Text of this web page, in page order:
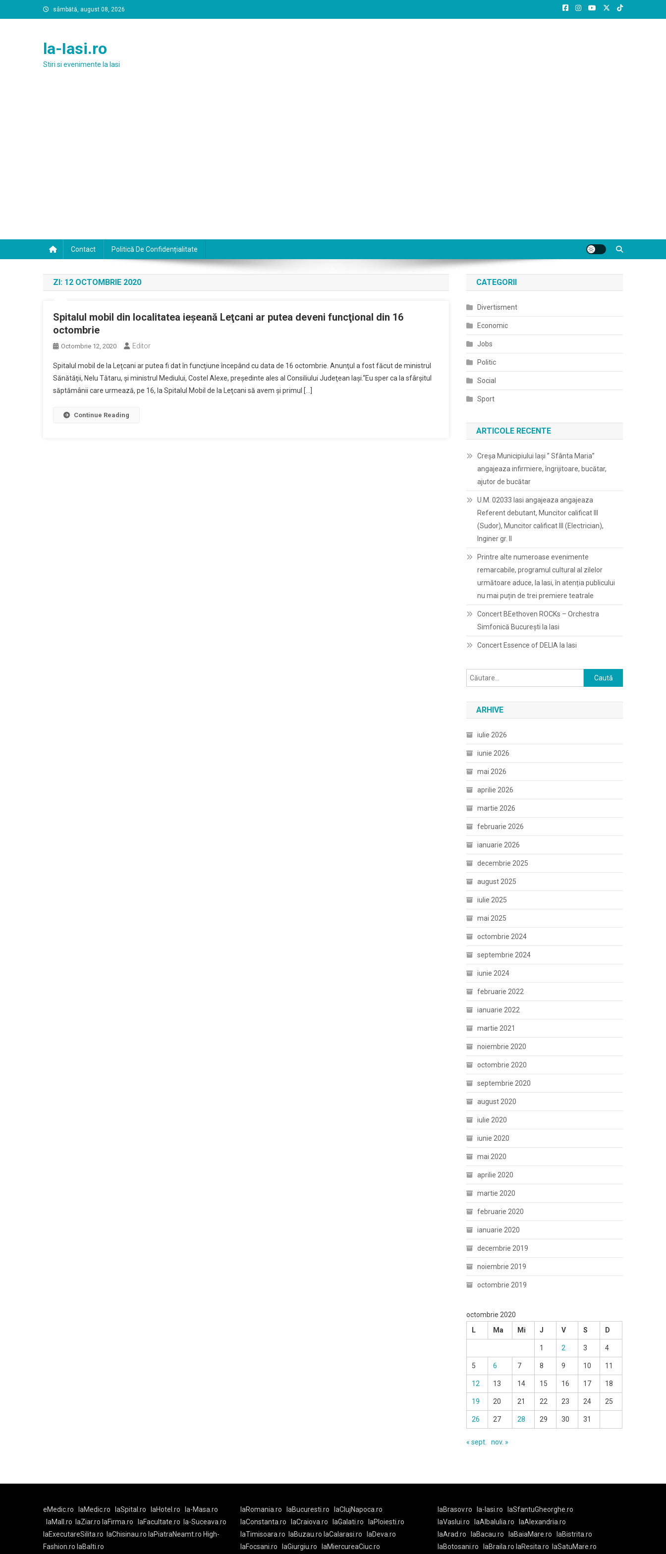
to
sâmbătă, august 08, 2026
la-Iasi.ro
Stiri si evenimente la Iasi
Contact Politică De Confidențialitate
ZI: 12 OCTOMBRIE 2020
Spitalul mobil din localitatea ieșeană Leţcani ar putea deveni funcţional din 16
octombrie
Octombrie 12, 2020 Editor
Spitalul mobil de la Leţcani ar putea fi dat în funcţiune începând cu data de 16 octombrie. Anunţul a fost făcut de ministrul
Sănătăţii, Nelu Tătaru, şi ministrul Mediului, Costel Alexe, preşedinte ales al Consiliului Judeţean Iaşi.“Eu sper ca la sfârşitul
săptămânii care urmează, pe 16, la Spitalul Mobil de la Leţcani să avem şi primul […]
Continue Reading
CATEGORII
Divertisment
Economic
Jobs
Politic
Social
Sport
ARTICOLE RECENTE
Creșa Municipiului Iași ” Sfânta Maria”
angajeaza infirmiere, îngrijitoare, bucătar,
ajutor de bucătar
U.M. 02033 Iasi angajeaza angajeaza
Referent debutant, Muncitor calificat III
(Sudor), Muncitor calificat III (Electrician),
Inginer gr. II
Printre alte numeroase evenimente
remarcabile, programul cultural al zilelor
următoare aduce, la Iasi, în atenția publicului
nu mai puțin de trei premiere teatrale
Concert BEethoven ROCKs – Orchestra
Simfonică București la Iasi
Concert Essence of DELIA la Iasi
Caută
după:
ARHIVE
iulie 2026
iunie 2026
mai 2026
aprilie 2026
martie 2026
februarie 2026
ianuarie 2026
decembrie 2025
august 2025
iulie 2025
mai 2025
octombrie 2024
septembrie 2024
iunie 2024
februarie 2022
ianuarie 2022
martie 2021
noiembrie 2020
octombrie 2020
septembrie 2020
august 2020
iulie 2020
iunie 2020
mai 2020
aprilie 2020
martie 2020
februarie 2020
ianuarie 2020
decembrie 2019
noiembrie 2019
octombrie 2019
octombrie 2020
L
Ma Mi J V S D
1 2 3 4
5 6 7 8 9 10 11
12 13 14 15 16 17 18
19 20 21 22 23 24 25
26 27 28 29 30 31
« sept. nov. »
eMedic.ro laMedic.ro laSpital.ro laHotel.ro
la-Masa.ro
laMall.ro
laZiar.ro laFirma.ro laFacultate.ro
la-Suceava.ro
laExecutareSilita.ro
laChisinau.ro laPiatraNeamt.ro High-
Fashion.ro laBalti.ro
laRomania.ro laBucuresti.ro
laClujNapoca.ro
laConstanta.ro
laCraiova.ro laGalati.ro
laPloiesti.ro
laTimisoara.ro
laBuzau.ro laCalarasi.ro
laDeva.ro
laFocsani.ro
laGiurgiu.ro laMiercureaCiuc.ro
laBrasov.ro la-Iasi.ro
laSfantuGheorghe.ro
laVaslui.ro
laAlbaIulia.ro
laAlexandria.ro
laArad.ro
laBacau.ro laBaiaMare.ro
laBistrita.ro
laBotosani.ro
laBraila.ro laResita.ro laSatuMare.ro